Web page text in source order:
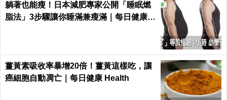
躺著也能瘦！日本減肥專家公開「睡眠燃
脂法」3步驟讓你睡滿兼瘦滿｜每日健康 H
薑黃素吸收率暴增20倍！薑黃這樣吃，讓
癌細胞自動凋亡｜每日健康 Health